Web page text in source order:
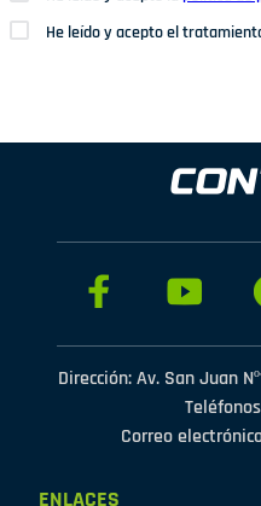
He leído y acepto el
Dirección: Av. San Juan
Correo
ENLACES